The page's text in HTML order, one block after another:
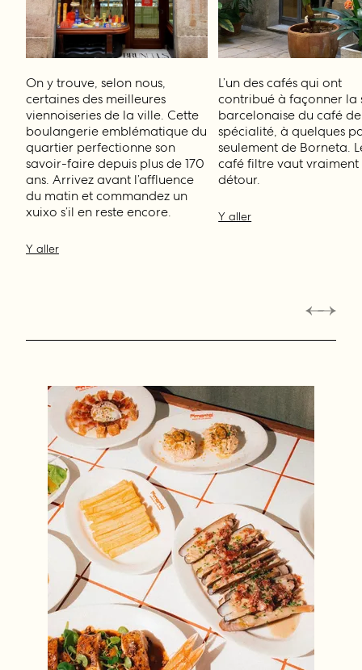
On y trouve, selon nous,
certaines des meilleures
viennoiseries de la ville. Cette
boulangerie emblématique du
quartier perfectionne son
savoir-faire depuis plus de 170
ans. Arrivez avant l’affluence
du matin et commandez un
xuixo s’il en reste encore.
Y aller
L’un des cafés qui ont
contribué à façonner la
barcelonaise du café de
spécialité, à quelques
seulement de Borneta.
café filtre vaut vraiment
détour.
Y aller